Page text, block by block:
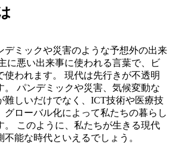
デミックや災害のような予想外の出来
に悪い出来事に使われる言葉で、ビ
われます。
現代は先行きが不透明
。 パンデミックや災害、気候変動な
難しいだけでなく、ICT技術や医療技
グローバル化によって私たちの暮らし
。 このように、私たちが生きる現代
能な時代といえるでしょう。